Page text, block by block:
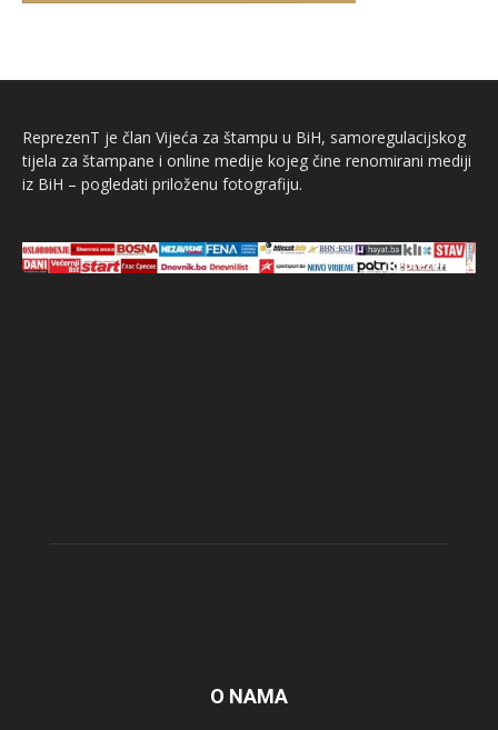
ReprezenT je član Vijeća za štampu u BiH, samoregulacijskog
tijela za štampane i online medije kojeg čine renomirani mediji
iz BiH – pogledati priloženu fotografiju.
O NAMA